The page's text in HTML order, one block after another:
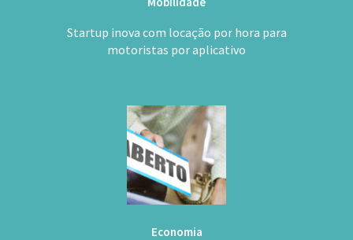
Startup inova com locação por hora para
motoristas por aplicativo
Economia